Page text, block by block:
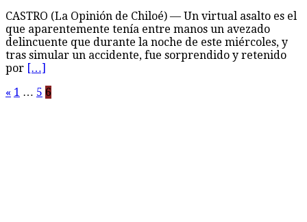
CASTRO (La Opinión de Chiloé) — Un virtual asalto es el
que aparentemente tenía entre manos un avezado
delincuente que durante la noche de este miércoles, y
tras simular un accidente, fue sorprendido y retenido
por […]
Paginación
« 1 … 5 6